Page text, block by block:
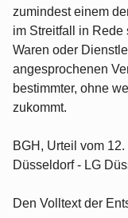
zumindest einem
im Streitfall in Rede
Waren oder
angesprochenen
bestimmter, ohne
zukommt.
BGH, Urteil vom
Düsseldorf - LG
Den Volltext der